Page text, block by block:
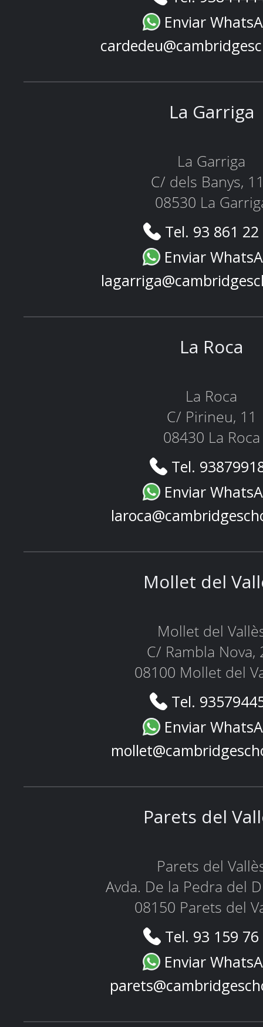
Enviar
La Garriga
La Garriga
C/ dels Banys,
08530 La
Tel. 93 861
Enviar
La Roca
La Roca
C/ Pirineu, 11
08430 La Roca
Tel.
Enviar
Mollet del
Mollet del
C/ Rambla Nova,
08100 Mollet del
Tel.
Enviar
Parets del
Parets del
Avda. De la Pedra del
08150 Parets del
Tel. 93 159
Enviar